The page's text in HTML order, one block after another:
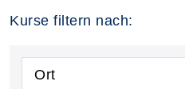
Kurse filtern nach:
Ort